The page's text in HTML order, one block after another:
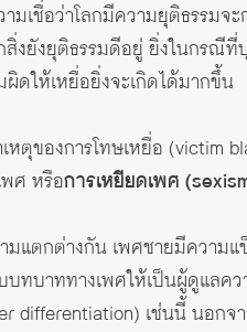
ชื่อว่าโลกมีความยุติธรรมจะ
งยังยุติธรรมดีอยู่ ยิ่งในกรณี
ดให้เหยื่อยิ่งจะเกิดได้มากขึ้น
ตุของการโทษเหยื่อ (victim
ศ หรือการเหยียดเพศ
ตกต่างกัน เพศชายมีความแ
ทบาททางเพศให้เป็นผู้ดูแลค
differentiation) เช่นนี้ นอ